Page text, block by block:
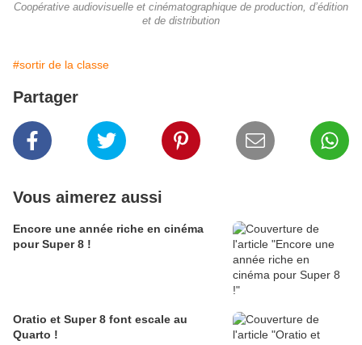
Coopérative audiovisuelle et cinématographique de production, d’édition
et de distribution
#sortir de la classe
Partager
Vous aimerez aussi
Encore une année riche en cinéma
pour Super 8 !
Oratio et Super 8 font escale au
Quarto !